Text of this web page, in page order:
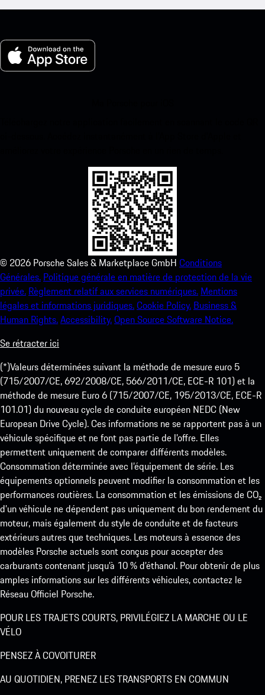
© 2026 Porsche Sales & Marketplace GmbH Conditions
Générales. Politique générale en matière de protection de la vie
privée. Règlement relatif aux services numériques. Mentions
légales et informations juridiques.Cookie Policy. Business &
Human Rights.Accessibility.Open Source Software Notice.
Se rétracter ici
(*)Valeurs déterminées suivant la méthode de mesure euro 5
(715/2007/CE, 692/2008/CE, 566/2011/CE, ECE-R 101) et la
méthode de mesure Euro 6 (715/2007/CE, 195/2013/CE, ECE-R
101.01) du nouveau cycle de conduite européen NEDC (New
European Drive Cycle). Ces informations ne se rapportent pas à un
véhicule spécifique et ne font pas partie de l’offre. Elles
permettent uniquement de comparer différents modèles.
Consommation déterminée avec l’équipement de série. Les
équipements optionnels peuvent modifier la consommation et les
performances routières. La consommation et les émissions de CO₂
d’un véhicule ne dépendent pas uniquement du bon rendement du
moteur, mais également du style de conduite et de facteurs
extérieurs autres que techniques. Les moteurs à essence des
modèles Porsche actuels sont conçus pour accepter des
carburants contenant jusqu’à 10 % d’éthanol. Pour obtenir de plus
amples informations sur les différents véhicules, contactez le
Réseau Officiel Porsche.
POUR LES TRAJETS COURTS, PRIVILÉGIEZ LA MARCHE OU LE
VÉLO
PENSEZ À COVOITURER
AU QUOTIDIEN, PRENEZ LES TRANSPORTS EN COMMUN